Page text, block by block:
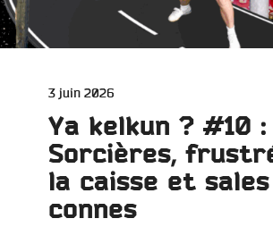
Publié
3 juin 2026
Ya kelkun ? #10 :
Sorcières,
la caisse et sales
connes